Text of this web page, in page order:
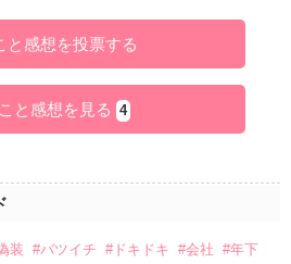
と感想を投票する
と感想を見る 4
装 #バツイチ #ドキドキ #会社 #年下